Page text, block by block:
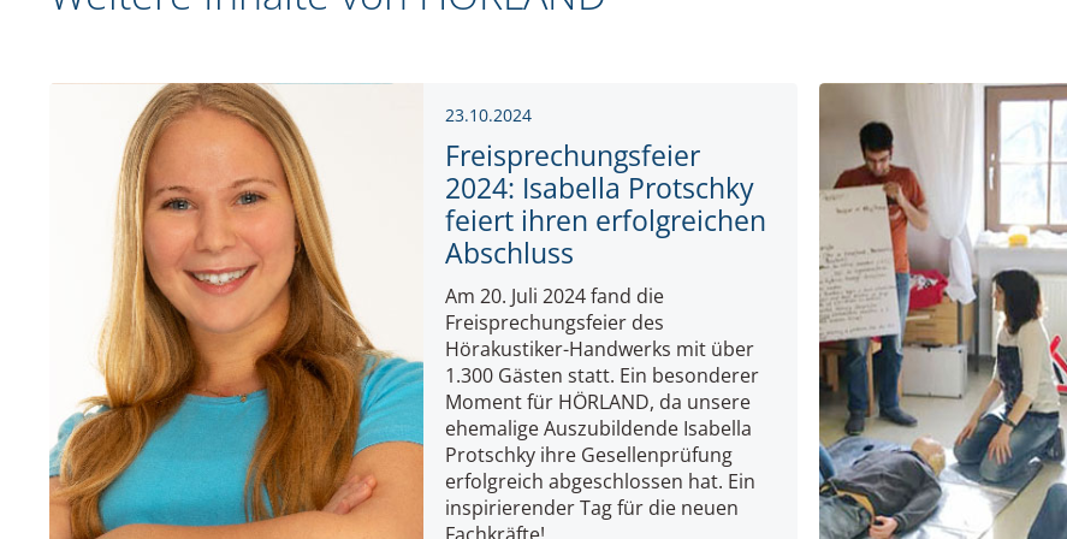
23.10.2024
Freisprechungsfeier
2024: Isabella Protschky
feiert ihren erfolgreichen
Abschluss
Am 20. Juli 2024 fand die
Freisprechungsfeier des
Hörakustiker-Handwerks mit über
1.300 Gästen statt. Ein besonderer
Moment für HÖRLAND, da unsere
ehemalige Auszubildende Isabella
Protschky ihre Gesellenprüfung
erfolgreich abgeschlossen hat. Ein
inspirierender Tag für die neuen